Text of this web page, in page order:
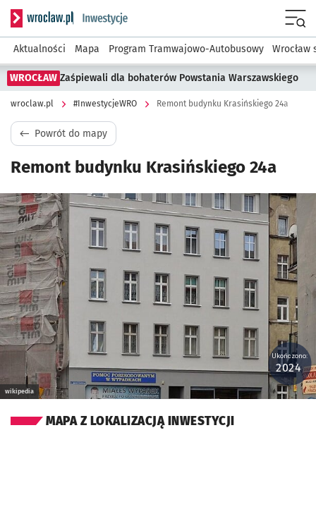
Serwis informacyjny wroclaw.pl podserwis:
Aktualności Mapa Program Tramwajowo-Autobusowy Wrocław
WROCŁAW Zaśpiewali dla bohaterów Powstania Warszawskiego
wroclaw.pl #InwestycjeWRO Remont budynku Krasińskiego 24a
Powrót do mapy
Remont budynku Krasińskiego 24a
Kliknij, aby powiększyć
wikipedia
Ukończono:
2024
MAPA Z LOKALIZACJĄ INWESTYCJI